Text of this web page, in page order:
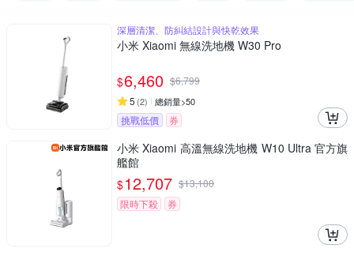
深層清潔、防糾結設計與快乾效果
小米 Xiaomi 無線洗地機 W30 Pro
$6,460 $6,799
5 (2) 總銷量>50
挑戰低價 券
小米 Xiaomi 高溫無線洗地機 W10 Ultra 官方旗
艦館
$12,707 $13,100
限時下殺
券